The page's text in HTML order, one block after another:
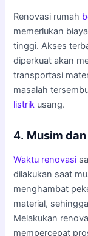
Renovasi rumah
memerlukan
tinggi. Akses
diperkuat akan
transportasi
masalah
listrik usang.
4. Musim
Waktu renovasi
dilakukan saat
menghambat
material,
Melakukan
mempercepat